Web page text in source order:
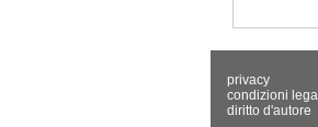
privacy
condizioni
diritto d'autore